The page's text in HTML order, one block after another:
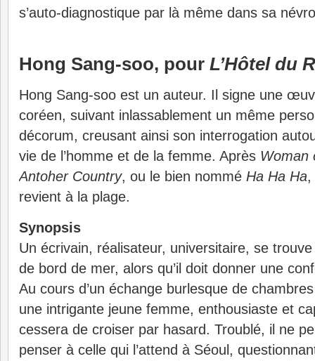
s’auto-diagnostique par là même dans sa
Hong Sang-soo, pour L’Hôtel du
Hong Sang-soo est un auteur. Il signe une
coréen, suivant inlassablement un même
décorum, creusant ainsi son interrogation
vie de l’homme et de la femme. Après Woman
Antoher Country, ou le bien nommé Ha Ha Ha,
revient à la plage.
Synopsis
Un écrivain, réalisateur, universitaire, se
de bord de mer, alors qu’il doit donner une
Au cours d’un échange burlesque de
une intrigante jeune femme, enthousiaste et
cessera de croiser par hasard. Troublé, il ne
penser à celle qui l’attend à Séoul,